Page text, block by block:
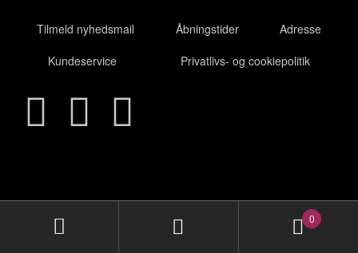
Tilmeld nyhedsmail Åbningstider
Adresse
Kundeservice
Privatlivs- og cookiepolitik
0